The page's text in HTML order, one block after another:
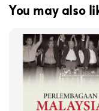
You may also